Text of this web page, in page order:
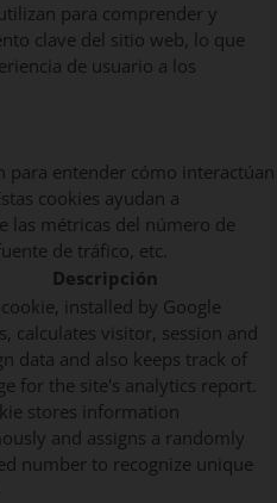
para comprender y
clave del sitio web, lo que
de usuario a los
para entender cómo interactúan
cookies ayudan a
las métricas del número de
de tráfico, etc.
Descripción
cookie, installed by Google
calculates visitor, session and
data and also keeps track of
for the site's analytics report.
stores information
and assigns a randomly
number to recognize unique